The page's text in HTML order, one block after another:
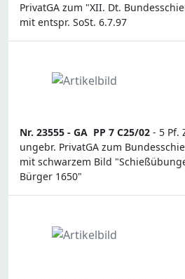
PrivatGA zum "XII. Dt.
mit entspr. SoSt. 6.7.97
Nr. 23555 - GA PP 7 C25/02 - 5 Pf.
ungebr. PrivatGA zum
mit schwarzem Bild
Bürger 1650"